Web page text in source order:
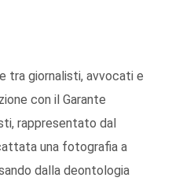
tra giornalisti, avvocati e
con il Garante
rappresentato dal
una fotografia a
dalla deontologia